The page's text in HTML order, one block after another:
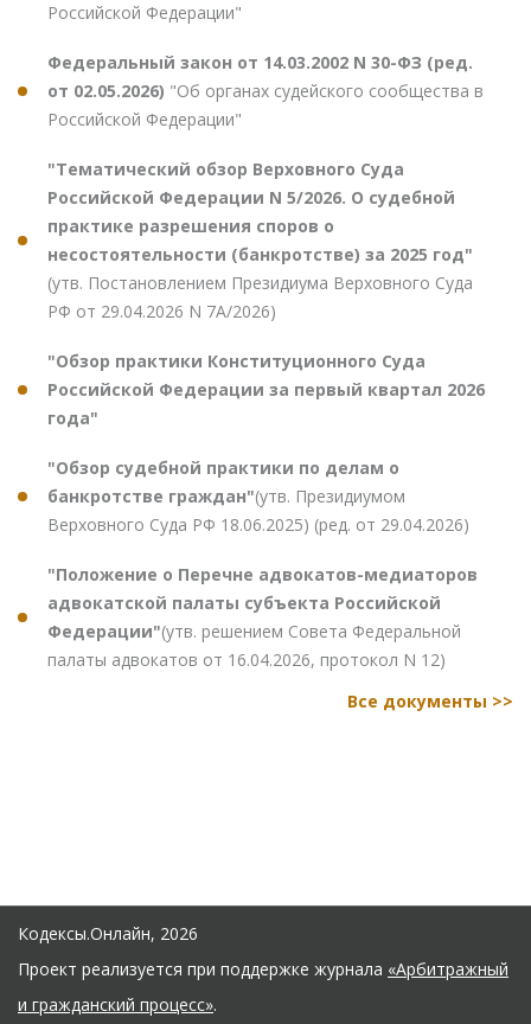
Российской Федерации"
Федеральный закон от 14.03.2002 N 30-ФЗ (ред.
от 02.05.2026) "Об органах судейского сообщества в
Российской Федерации"
"Тематический обзор Верховного Суда
Российской Федерации N 5/2026. О судебной
практике разрешения споров о
несостоятельности (банкротстве) за 2025 год"
(утв. Постановлением Президиума Верховного Суда
РФ от 29.04.2026 N 7А/2026)
"Обзор практики Конституционного Суда
Российской Федерации за первый квартал 2026
года"
"Обзор судебной практики по делам о
банкротстве граждан"(утв. Президиумом
Верховного Суда РФ 18.06.2025) (ред. от 29.04.2026)
"Положение о Перечне адвокатов-медиаторов
адвокатской палаты субъекта Российской
Федерации"(утв. решением Совета Федеральной
палаты адвокатов от 16.04.2026, протокол N 12)
Все документы >>
Кодексы.Онлайн, 2026
Проект реализуется при поддержке журнала «Арбитражный
и гражданский процесс».